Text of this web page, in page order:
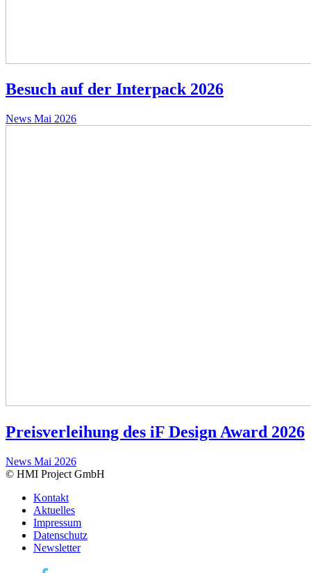
Besuch auf der Interpack 2026
News Mai 2026
Preisverleihung des iF Design Award 2026
News Mai 2026
© HMI Project GmbH
Kontakt
Aktuelles
Impressum
Datenschutz
Newsletter